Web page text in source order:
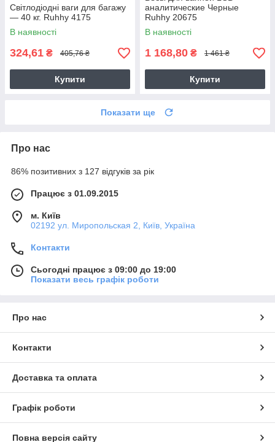
Світлодіодні ваги для багажу
— 40 кг. Ruhhy 4175
В наявності
324,61 ₴ 405,76 ₴
Купити
аналитические Черные
Ruhhy 20675
В наявності
1 168,80 ₴ 1 461 ₴
Купити
Показати ще
Про нас
86% позитивних з 127 відгуків за рік
Працює з 01.09.2015
м. Київ
02192 ул. Миропольская 2, Київ, Україна
Контакти
Сьогодні працює з 09:00 до 19:00
Показати весь графік роботи
Про нас
Контакти
Доставка та оплата
Графік роботи
Повна версія сайту